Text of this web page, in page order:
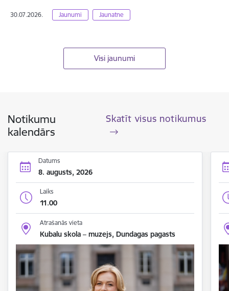
30.07.2026. Jaunumi Jaunatne
Visi jaunumi
Notikumu
kalendārs
Skatīt visus notikumus
Datums
8. augusts, 2026
Laiks
11.00
Atrašanās vieta
Kubalu skola – muzejs, Dundagas pagasts